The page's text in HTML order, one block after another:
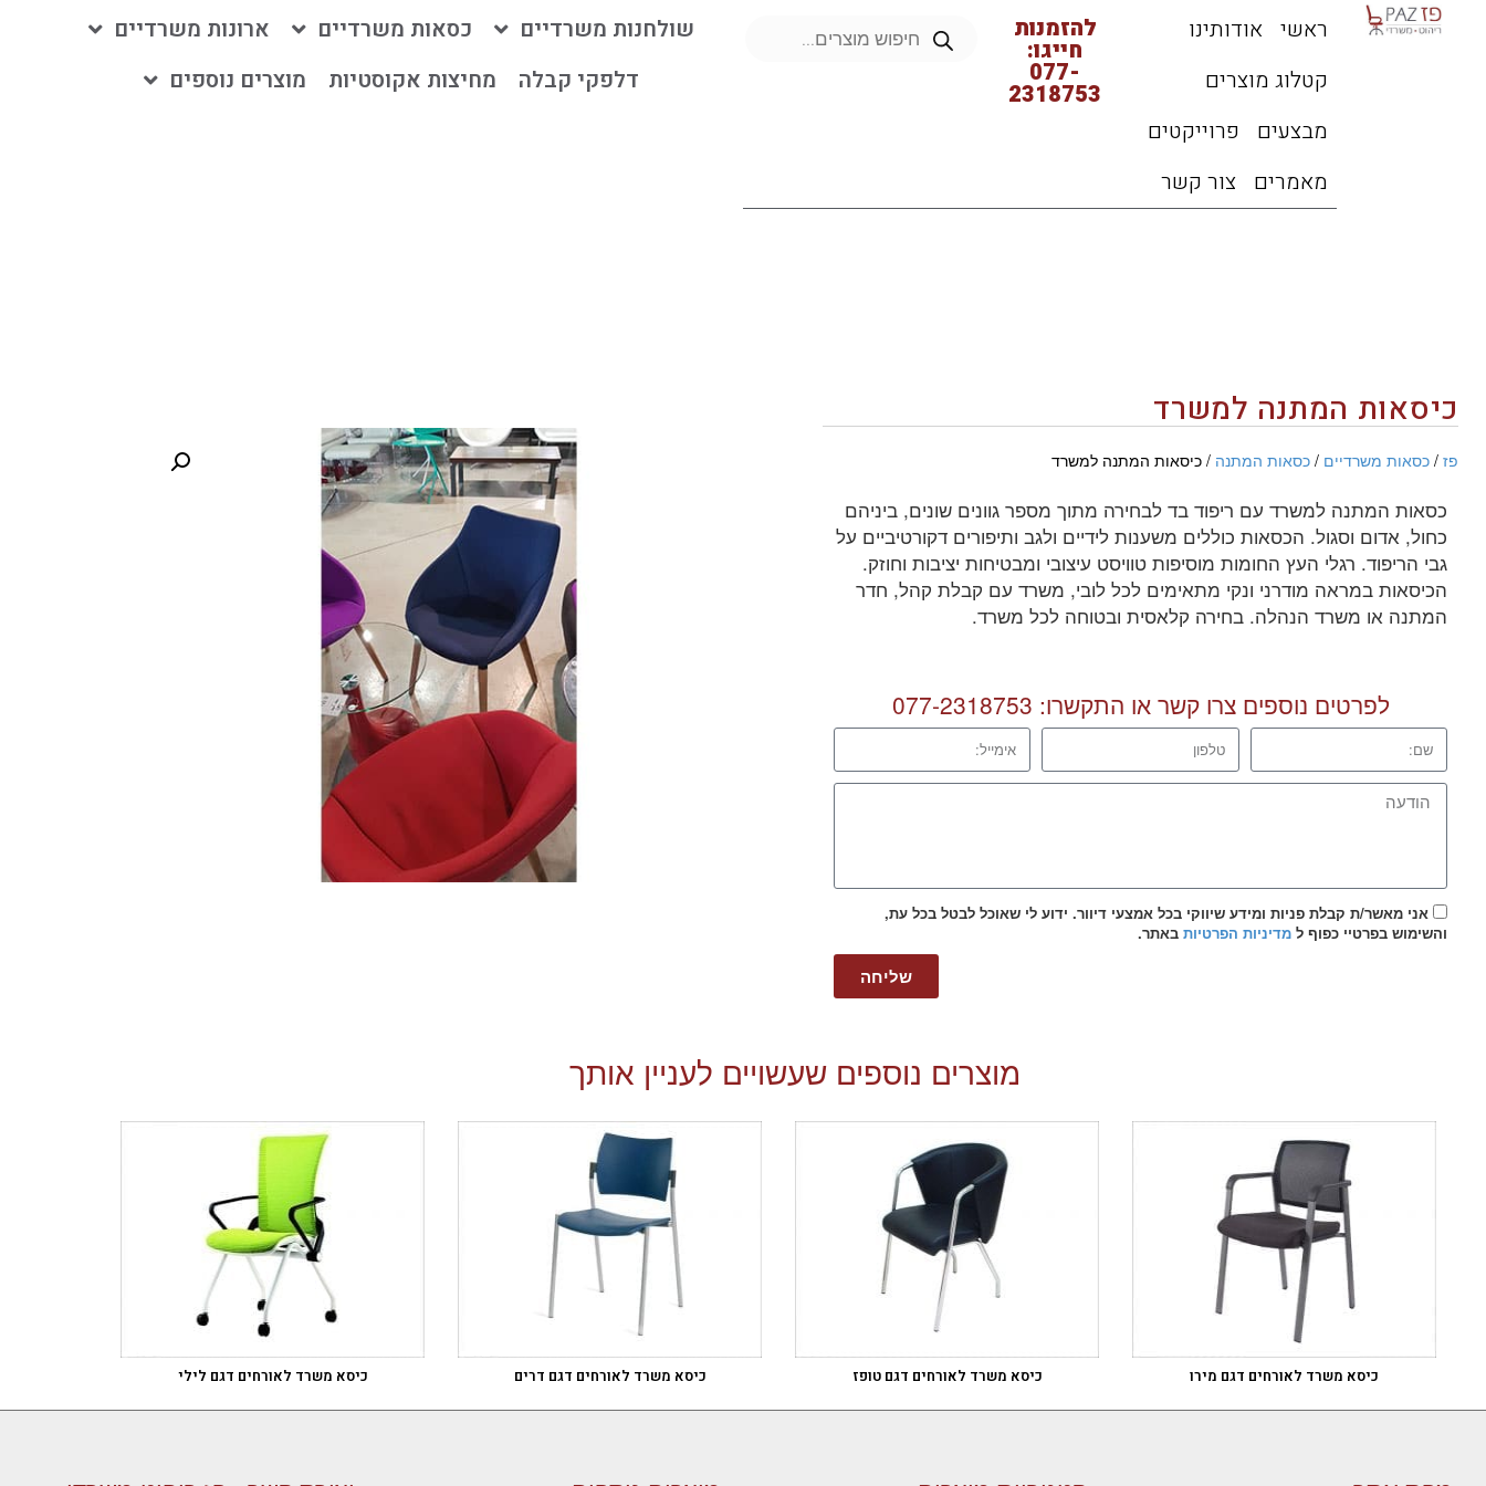
ראשי אודותינו
קטלוג מוצרים
מבצעים
פרוייקטים
מאמרים צור קשר
להזמנות
חייגו:
077-
2318753
שולחנות משרדיים כסאות משרדיים
ארונות משרדיים
דלפקי קבלה
מחיצות אקוסטיות מוצרים נוספים
כיסאות המתנה למשרד
פז / כסאות משרדיים / כסאות המתנה / כיסאות המתנה למשרד
כסאות המתנה למשרד עם ריפוד בד לבחירה מתוך מספר גוונים שונים, ביניהם
כחול, אדום וסגול. הכסאות כוללים משענות לידיים ולגב ותיפורים דקורטיביים על
גבי הריפוד. רגלי העץ החומות מוסיפות טוויסט עיצובי ומבטיחות יציבות וחוזק.
הכיסאות במראה מודרני ונקי מתאימים לכל לובי, משרד עם קבלת קהל, חדר
המתנה או משרד הנהלה. בחירה קלאסית ובטוחה לכל משרד.
לפרטים נוספים צרו קשר או התקשרו: 077-2318753
אני מאשר/ת קבלת פניות ומידע שיווקי בכל אמצעי דיוור. ידוע לי שאוכל לבטל בכל עת,
והשימוש בפרטיי כפוף ל מדיניות הפרטיות באתר.
שליחה
מוצרים נוספים שעשויים לעניין אותך
כיסא משרד לאורחים דגם מירו כיסא משרד לאורחים דגם טופז כיסא משרד לאורחים דגם דרים כיסא משרד לאורחים דגם לילי